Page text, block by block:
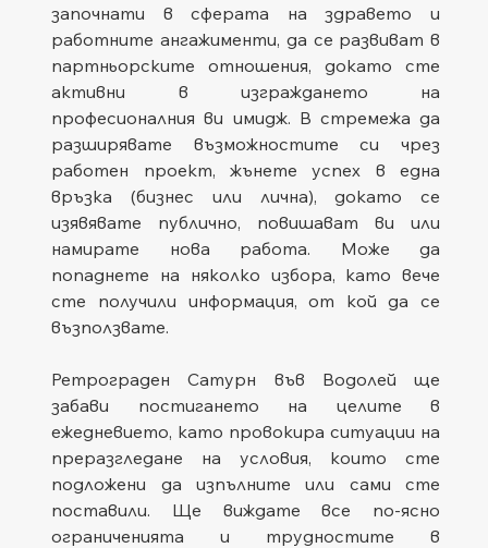
започнати в сферата на здравето и
работните ангажименти, да се развиват в
партньорските отношения, докато сте
активни в изграждането на
професионалния ви имидж. В стремежа да
разширявате възможностите си чрез
работен проект, жънете успех в една
връзка (бизнес или лична), докато се
изявявате публично, повишават ви или
намирате нова работа. Може да
попаднете на няколко избора, като вече
сте получили информация, от кой да се
възползвате.
Ретрограден Сатурн във Водолей ще
забави постигането на целите в
ежедневието, като провокира ситуации на
преразгледане на условия, които сте
подложени да изпълните или сами сте
поставили. Ще виждате все по-ясно
ограниченията и трудностите в